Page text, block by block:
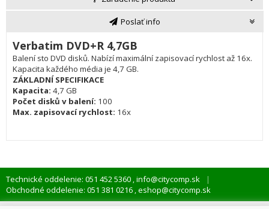
Poslať info
Verbatim DVD+R 4,7GB
Balení sto DVD disků. Nabízí maximální zapisovací rychlost až 16x.
Kapacita každého média je 4,7 GB.
ZÁKLADNÍ SPECIFIKACE
Kapacita: 4,7 GB
Počet disků v balení: 100
Max. zapisovací rychlost: 16x
Technické oddelenie: 051 452 5360 ,info@citycomp.sk
Obchodné oddelenie: 051 381 0216 ,eshop@citycomp.sk